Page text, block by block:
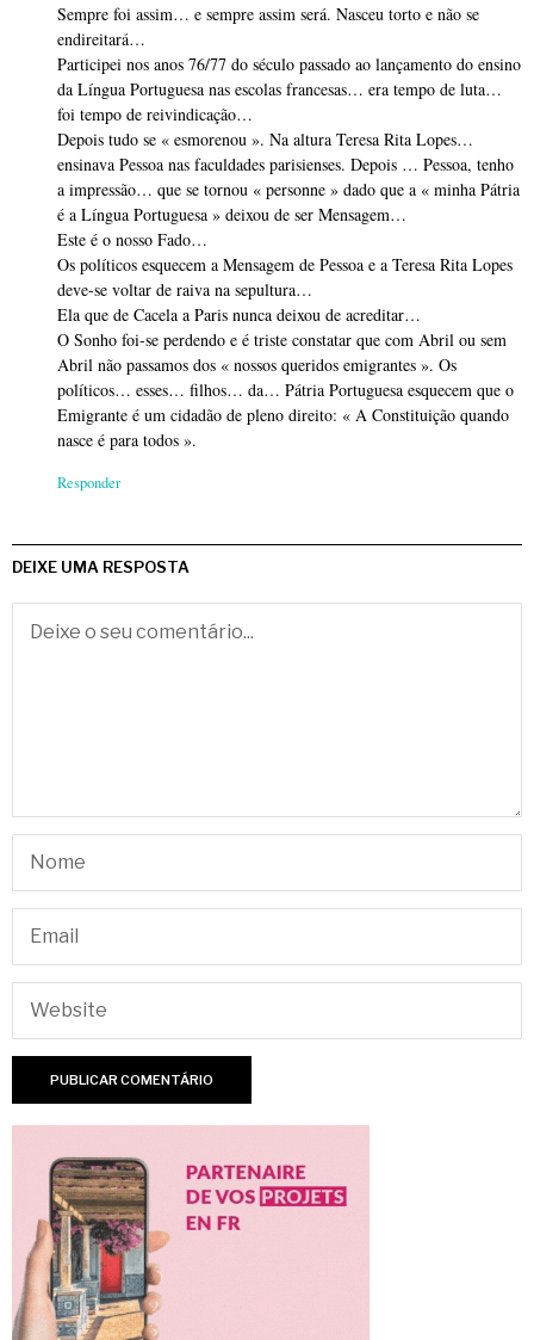
Sempre foi assim… e sempre assim será. Nasceu torto e não se
endireitará…
Participei nos anos 76/77 do século passado ao lançamento do ensino
da Língua Portuguesa nas escolas francesas… era tempo de luta…
foi tempo de reivindicação…
Depois tudo se « esmorenou ». Na altura Teresa Rita Lopes…
ensinava Pessoa nas faculdades parisienses. Depois … Pessoa, tenho
a impressão… que se tornou « personne » dado que a « minha Pátria
é a Língua Portuguesa » deixou de ser Mensagem…
Este é o nosso Fado…
Os políticos esquecem a Mensagem de Pessoa e a Teresa Rita Lopes
deve-se voltar de raiva na sepultura…
Ela que de Cacela a Paris nunca deixou de acreditar…
O Sonho foi-se perdendo e é triste constatar que com Abril ou sem
Abril não passamos dos « nossos queridos emigrantes ». Os
políticos… esses… filhos… da… Pátria Portuguesa esquecem que o
Emigrante é um cidadão de pleno direito: « A Constituição quando
nasce é para todos ».
Responder
DEIXE UMA RESPOSTA